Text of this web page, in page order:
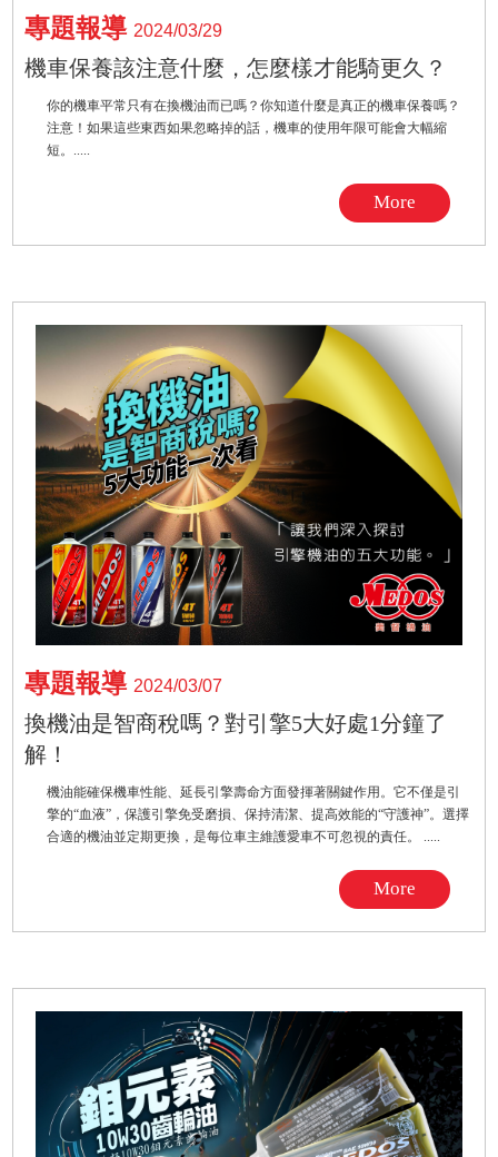
專題報導 2024/03/29
機車保養該注意什麼，怎麼樣才能騎更久？
你的機車平常只有在換機油而已嗎？你知道什麼是真正的機車保養嗎？
注意！如果這些東西如果忽略掉的話，機車的使用年限可能會大幅縮
短。.....
More
專題報導 2024/03/07
換機油是智商稅嗎？對引擎5大好處1分鐘了
解！
機油能確保機車性能、延長引擎壽命方面發揮著關鍵作用。它不僅是引
擎的“血液”，保護引擎免受磨損、保持清潔、提高效能的“守護神”。選擇
合適的機油並定期更換，是每位車主維護愛車不可忽視的責任。 .....
More